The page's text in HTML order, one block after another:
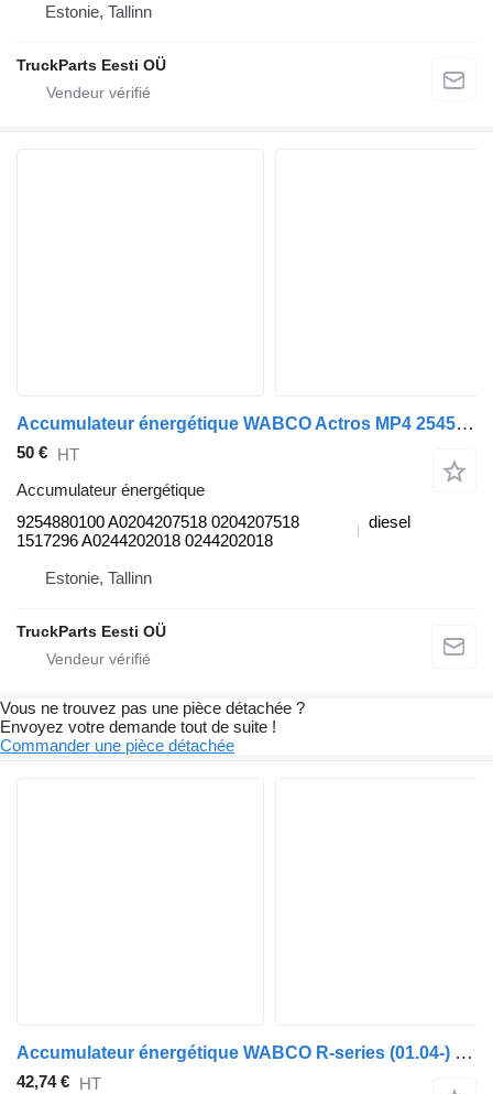
Estonie, Tallinn
TruckParts Eesti OÜ
Accumulateur énergétique WABCO Actros MP4 2545 (01.13-) 9254880100 pour tracteur routier Mercedes-Benz Actros MP4 Antos Arocs (2012-)
50 € HT
Accumulateur énergétique
9254880100 A0204207518 0204207518
1517296 A0244202018 0244202018
diesel
Estonie, Tallinn
TruckParts Eesti OÜ
Vous ne trouvez pas une pièce détachée ?
Envoyez votre demande tout de suite !
Commander une pièce détachée
Accumulateur énergétique WABCO R-series (01.04-) 9254813130 pour tracteur routier Scania P,G,R,T-series (2004-2017)
42,74 € HT